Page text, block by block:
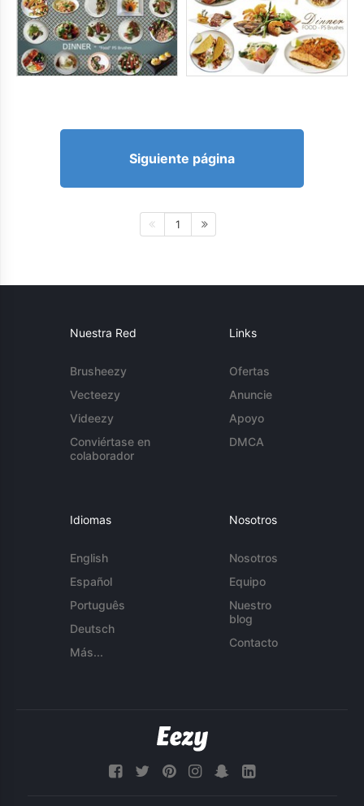
Siguiente página
1
Nuestra Red
Brusheezy
Vecteezy
Videezy
Conviértase en
colaborador
Links
Ofertas
Anuncie
Apoyo
DMCA
Idiomas
English
Español
Português
Deutsch
Más...
Nosotros
Nosotros
Equipo
Nuestro
blog
Contacto